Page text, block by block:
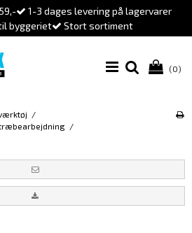
1-3 dages levering på lagervarer
byggeriet
Stort sortiment
(0)
/
/